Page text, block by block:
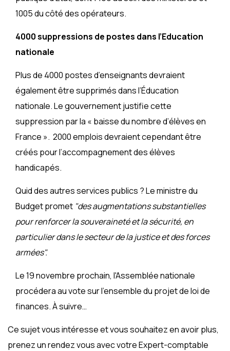
1005 du côté des opérateurs.
4000 suppressions de postes dans l’Education
nationale
Plus de 4000 postes d’enseignants devraient
également être supprimés dans l’Éducation
nationale. Le gouvernement justifie cette
suppression par la « baisse du nombre d’élèves en
France ». 2000 emplois devraient cependant être
créés pour l’accompagnement des élèves
handicapés.
Quid des autres services publics ? Le ministre du
Budget promet "des augmentations substantielles
pour renforcer la souveraineté et la sécurité, en
particulier dans le secteur de la justice et des forces
armées".
Le 19 novembre prochain, l'Assemblée nationale
procédera au vote sur l'ensemble du projet de loi de
finances. À suivre…
Ce sujet vous intéresse et vous souhaitez en avoir plus,
prenez un rendez vous avec votre Expert-comptable